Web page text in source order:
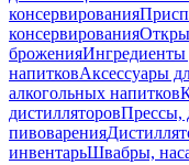
консервирования
консервирования
броженияИнгредиенты
напитковАксессуары
алкогольных напитков
дистилляторовПрессы,
пивоварения
инвентарьШвабры,